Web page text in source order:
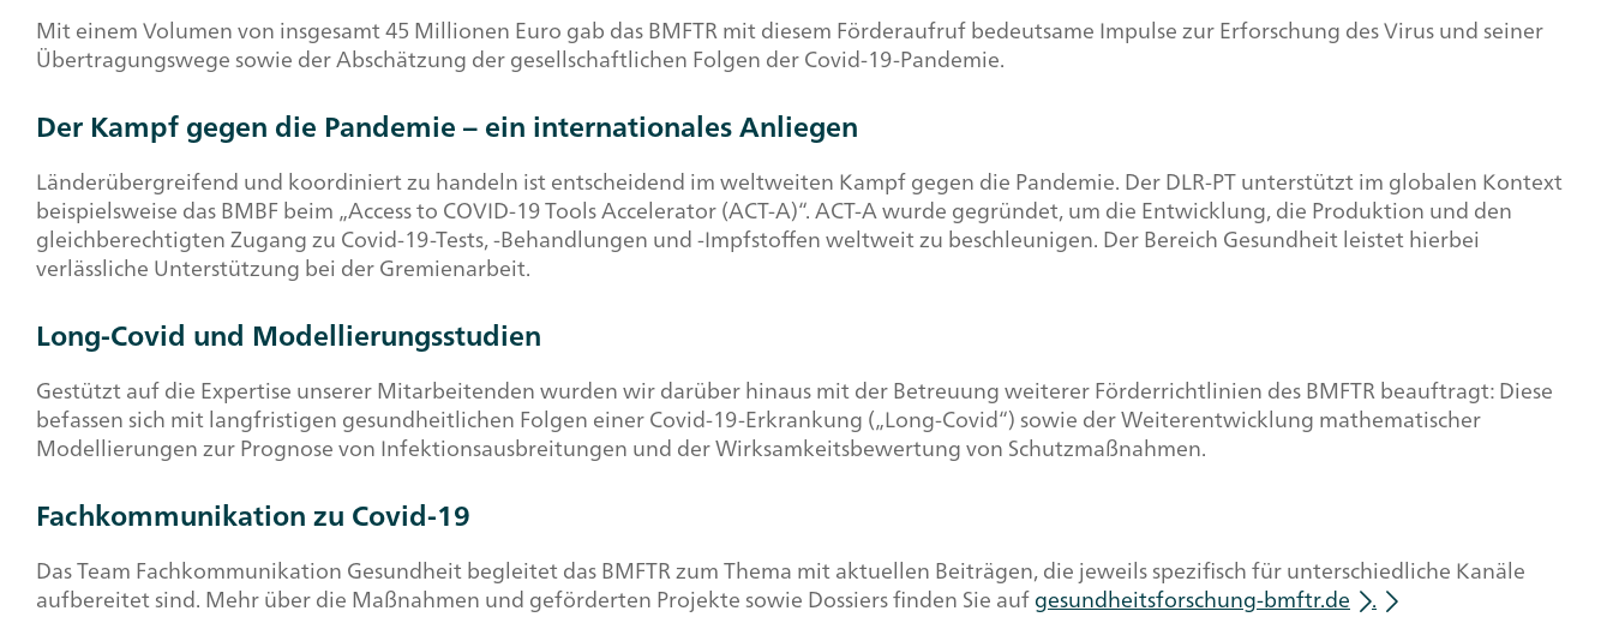
Mit einem Volumen von insgesamt 45 Millionen Euro gab das BMFTR mit diesem Förderaufruf bedeutsame Impulse zur Erforschung des Virus und seiner
Übertragungswege sowie der Abschätzung der gesellschaftlichen Folgen der Covid-19-Pandemie.
Der Kampf gegen die Pandemie – ein internationales Anliegen
Länderübergreifend und koordiniert zu handeln ist entscheidend im weltweiten Kampf gegen die Pandemie. Der DLR-PT unterstützt im globalen Kontext
beispielsweise das BMBF beim „Access toCOVID-19Tools Accelerator(ACT-A)“. ACT-A wurde gegründet, um die Entwicklung, die Produktion und den
gleichberechtigten Zugang zu Covid-19-Tests, -Behandlungen und -Impfstoffen weltweit zu beschleunigen. Der Bereich Gesundheit leistet hierbei
verlässliche Unterstützung bei der Gremienarbeit.
Long-Covid und Modellierungsstudien
Gestützt auf die Expertise unserer Mitarbeitenden wurden wir darüber hinaus mit der Betreuung weiterer Förderrichtlinien des BMFTR beauftragt: Diese
befassen sich mit langfristigen gesundheitlichen Folgen einer Covid-19-Erkrankung („Long-Covid“) sowie der Weiterentwicklung mathematischer
Modellierungen zur Prognose von Infektionsausbreitungen und der Wirksamkeitsbewertung von Schutzmaßnahmen.
Fachkommunikation zu Covid-19
Das Team Fachkommunikation Gesundheit begleitet das BMFTR zum Thema mit aktuellen Beiträgen, die jeweils spezifisch für unterschiedliche Kanäle
aufbereitet sind. Mehr über die Maßnahmen und geförderten Projekte sowieDossiersfinden Sie aufgesundheitsforschung-bmftr.de .